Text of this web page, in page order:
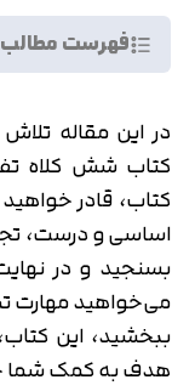
فهرست مطالب
در این مقاله
کتاب شش کلاه
کتاب، قادر
اساسی و درست،
بسنجید و در
می‌خواهید مهارت
ببخشید، این
هدف به کمک شما